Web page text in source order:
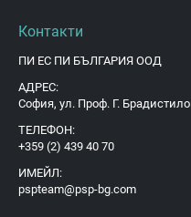
Контакти
ПИ ЕС ПИ БЪЛГАРИЯ ООД
АДРЕС:
София, ул. Проф. Г.
ТЕЛЕФОН:
+359 (2) 439 40 70
ИМЕЙЛ:
pspteam@psp-bg.com